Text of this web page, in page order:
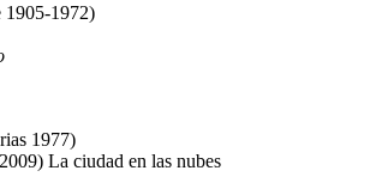
1905-1972)
1977)
La ciudad en las nubes